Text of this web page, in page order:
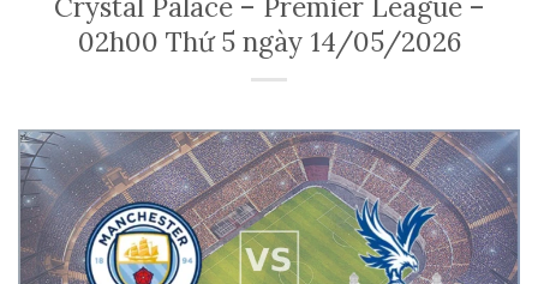
02h00 Thứ 5 ngày 14/05/2026